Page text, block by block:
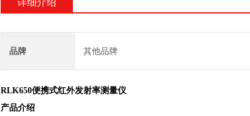
详细介绍
品牌 其他品牌
RLK650便携式红外发射率测量仪
产品介绍